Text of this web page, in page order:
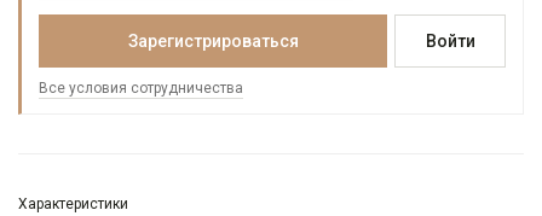
Зарегистрироваться Войти
Все условия сотрудничества
Характеристики